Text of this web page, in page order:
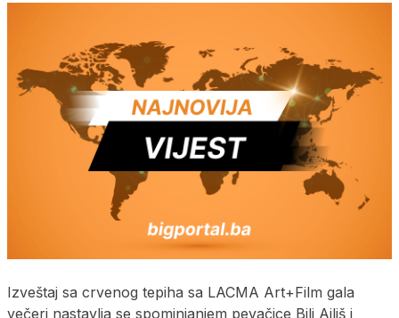
Izveštaj sa crvenog tepiha sa LACMA Art+Film gala
večeri nastavlja se spominjanjem pevačice Bili Ajliš i